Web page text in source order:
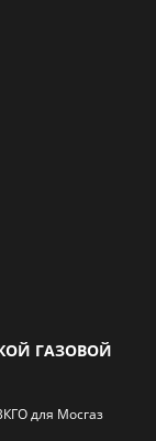
ГАЗОВОЙ
для Мосгаз